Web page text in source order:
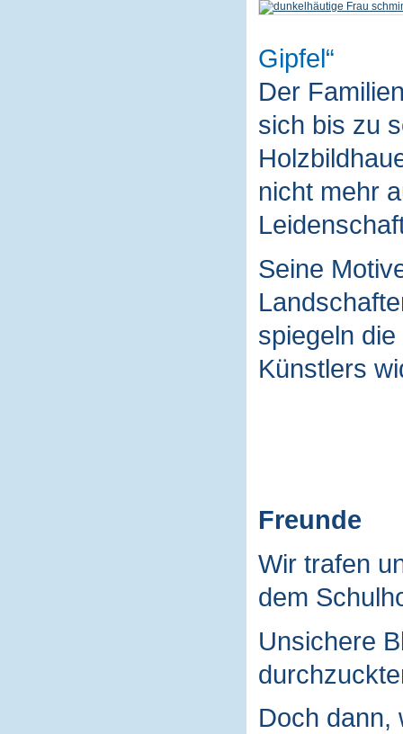
Gipfel
Der
sich bis zu
nicht mehr
Seine
spiegeln
Künstlers
Freunde
Wir trafen
dem
Unsichere
Doch dann,